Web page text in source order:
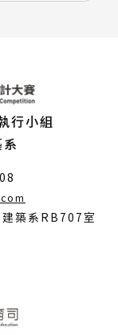
行小組
開
築系RB707室